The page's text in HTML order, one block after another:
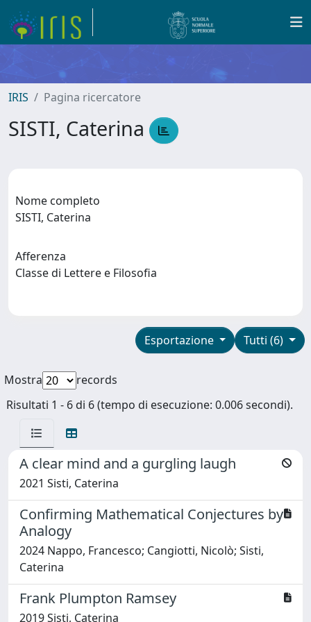
IRIS Pagina ricercatore
SISTI, Caterina
Nome completo
SISTI, Caterina
Afferenza
Classe di Lettere e Filosofia
Tutti (6)
Esportazione
Mostra
records
Risultati 1 - 6 di 6 (tempo di esecuzione: 0.006 secondi).
A clear mind and a gurgling laugh
2021 Sisti, Caterina
Confirming Mathematical Conjectures by
Analogy
2024 Nappo, Francesco; Cangiotti, Nicolò; Sisti,
Caterina
Frank Plumpton Ramsey
2019 Sisti, Caterina